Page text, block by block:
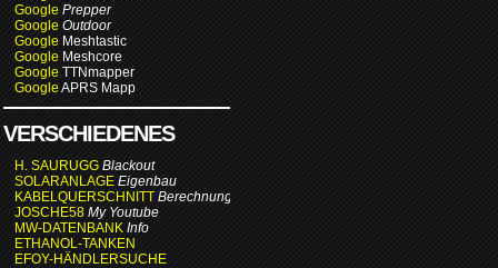
Google Prepper
Google Outdoor
Google Meshtastic
Google Meshcore
Google TTNmapper
Google APRS Mapp
VERSCHIEDENES
H. SAURUGG Blackout
SOLARANLAGE Eigenbau
KABELQUERSCHNITT Berechnung
JOSCHE58 My Youtube
MW-DATENBANK Info
ETHANOL-TANKEN
EFOY-HÄNDLERSUCHE